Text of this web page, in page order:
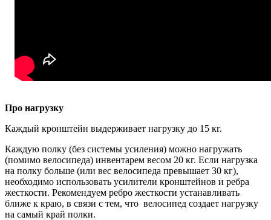
Про нагрузку
Каждый кронштейн выдерживает нагрузку до 15 кг.
Каждую полку (без системы усиления) можно нагружать
(помимо велосипеда) инвентарем весом 20 кг. Если нагрузка
на полку больше (или вес велосипеда превышает 30 кг),
необходимо использовать усилители кронштейнов и ребра
жесткости. Рекомендуем ребро жесткости устанавливать
ближе к краю, в связи с тем, что велосипед создает нагрузку
на самый край полки.